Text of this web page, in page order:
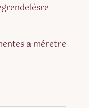
a méretre